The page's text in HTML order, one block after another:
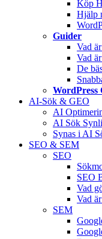
Köp
Hjälp
Guider
Vad
Vad
De
WordPress
AI-Sök & GEO
AI
AI Sök
Synas i AI
SEO & SEM
SEO
SEO
Vad
Vad
SEM